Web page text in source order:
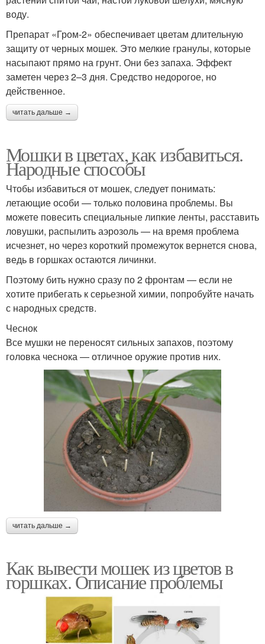
воду.
Препарат «Гром-2» обеспечивает цветам длительную
защиту от черных мошек. Это мелкие гранулы, которые
насыпают прямо на грунт. Они без запаха. Эффект
заметен через 2–3 дня. Средство недорогое, но
действенное.
читать дальше →
Мошки в цветах, как избавиться.
Народные способы
Чтобы избавиться от мошек, следует понимать:
летающие особи — только половина проблемы. Вы
можете повесить специальные липкие ленты, расставить
ловушки, распылить аэрозоль — на время проблема
исчезнет, но через короткий промежуток вернется снова,
ведь в горшках остаются личинки.
Поэтому бить нужно сразу по 2 фронтам — если не
хотите прибегать к серьезной химии, попробуйте начать
с народных средств.
Чеснок
Все мушки не переносят сильных запахов, поэтому
головка чеснока — отличное оружие против них.
читать дальше →
Как вывести мошек из цветов в
горшках. Описание проблемы